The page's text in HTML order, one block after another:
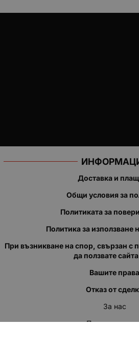
Доставка и
Общи условия за
Политиката за
Политика за използване
При възникване на спор, свързан с
да ползвате
Вашите права
Отказ от
За нас
Полезни